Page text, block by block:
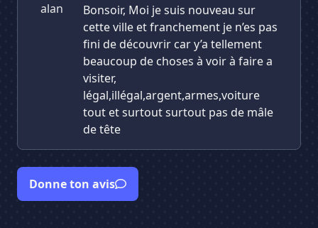
alan
Bonsoir, Moi je suis nouveau sur
cette ville et franchement je n’es pas
fini de découvrir car y’a tellement
beaucoup de choses à voir à faire a
visiter,
légal,illégal,argent,armes,voiture
tout et surtout surtout pas de mâle
de tête
Donne ton avis